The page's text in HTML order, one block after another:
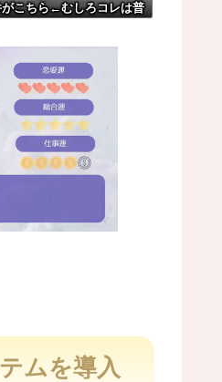
がこちら←むしろコレは普
e
ムを導入